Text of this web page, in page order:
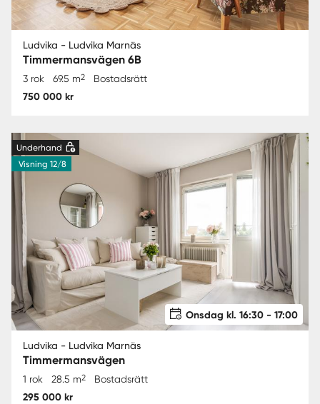
Ludvika - Ludvika Marnäs
Timmermansvägen 6B
3 rok 69.5 m2 Bostadsrätt
750 000 kr
Underhand
Visning 12/8
Onsdag kl. 16:30 - 17:00
Ludvika - Ludvika Marnäs
Timmermansvägen
1 rok 28.5 m2 Bostadsrätt
295 000 kr